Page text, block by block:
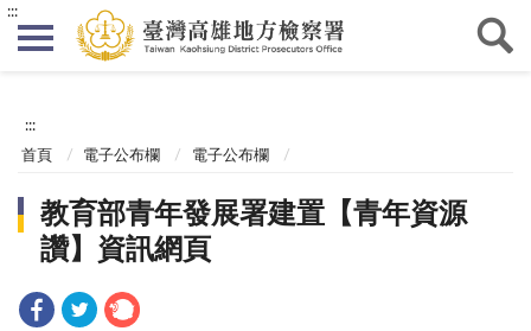
:::
:::
首頁 電子公布欄 電子公布欄
教育部青年發展署建置【青年資源
讚】資訊網頁